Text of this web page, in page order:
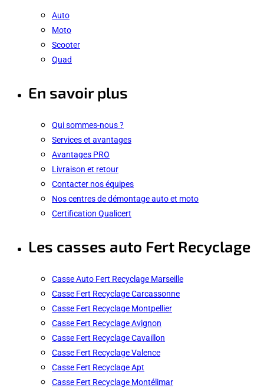
Auto
Moto
Scooter
Quad
En savoir plus
Qui sommes-nous ?
Services et avantages
Avantages PRO
Livraison et retour
Contacter nos équipes
Nos centres de démontage auto et moto
Certification Qualicert
Les casses auto Fert Recyclage
Casse Auto Fert Recyclage Marseille
Casse Fert Recyclage Carcassonne
Casse Fert Recyclage Montpellier
Casse Fert Recyclage Avignon
Casse Fert Recyclage Cavaillon
Casse Fert Recyclage Valence
Casse Fert Recyclage Apt
Casse Fert Recyclage Montélimar